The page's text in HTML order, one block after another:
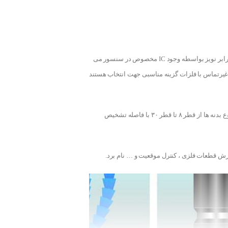
با کارایی بالا در تشخیص انواع فلزات با قابلیت مقاومت بالا در برابر نویز بواسطه وجود IC مخصوص در سنسور می
با فلزات گزینه مناسبی جهت انتخاب هستند
سه نوع با مدلهای دوسیم DC، دوسیم AC و سه سیم DC موجود بوده و تنوع بدنه ها از قطر ۸ تا قطر ۳۰ با فاصله تشخیص
قطعات فلزی ، کنترل موقعیت و … نام برد.